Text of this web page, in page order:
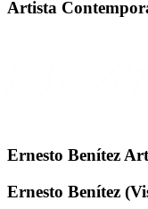
Artista
Ernesto Benítez
Ernesto Benítez